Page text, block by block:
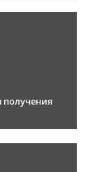
получения